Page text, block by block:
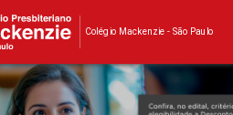
Colégio Mackenzie - São Paulo